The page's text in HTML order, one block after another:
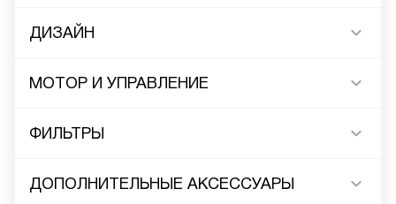
ДИЗАЙН
МОТОР И УПРАВЛЕНИЕ
ФИЛЬТРЫ
ДОПОЛНИТЕЛЬНЫЕ АКСЕССУАРЫ